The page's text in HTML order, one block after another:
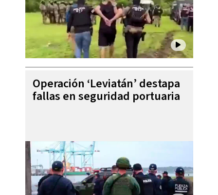
Operación ‘Leviatán’ destapa
fallas en seguridad portuaria